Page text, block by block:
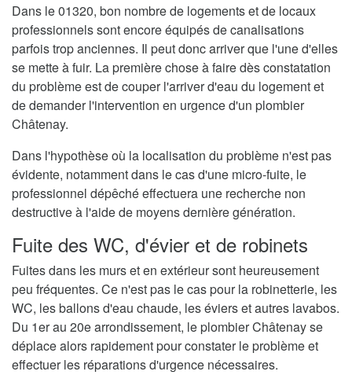
Dans le 01320, bon nombre de logements et de locaux
professionnels sont encore équipés de canalisations
parfois trop anciennes. Il peut donc arriver que l'une d'elles
se mette à fuir. La première chose à faire dès constatation
du problème est de couper l'arriver d'eau du logement et
de demander l'intervention en urgence d'un plombier
Châtenay.
Dans l'hypothèse où la localisation du problème n'est pas
évidente, notamment dans le cas d'une micro-fuite, le
professionnel dépêché effectuera une recherche non
destructive à l'aide de moyens dernière génération.
Fuite des WC, d'évier et de robinets
Fuites dans les murs et en extérieur sont heureusement
peu fréquentes. Ce n'est pas le cas pour la robinetterie, les
WC, les ballons d'eau chaude, les éviers et autres lavabos.
Du 1er au 20e arrondissement, le plombier Châtenay se
déplace alors rapidement pour constater le problème et
effectuer les réparations d'urgence nécessaires.